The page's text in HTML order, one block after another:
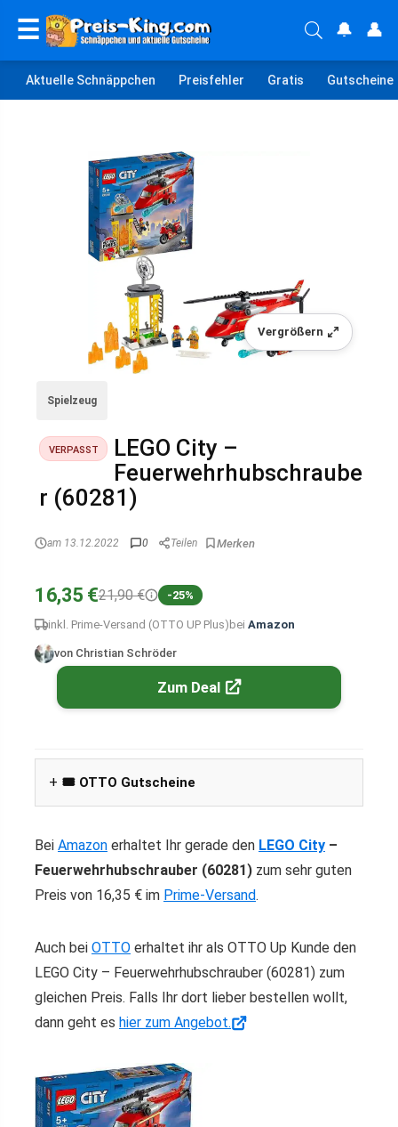
☰ 🔔 👤
Aktuelle Schnäppchen Preisfehler Gratis Gutscheine
Vergrößern
Spielzeug
VERPASST
LEGO City –
Feuerwehrhubschraube
r (60281)
am 13.12.2022 0 Teilen
16,35 €21,90 € -25%
inkl. Prime-Versand (OTTO UP Plus) bei Amazon
von Christian Schröder
Zum Deal
🎟️ OTTO Gutscheine
Bei Amazon erhaltet Ihr gerade den LEGO City –
Feuerwehrhubschrauber (60281) zum sehr guten
Preis von 16,35 € im Prime-Versand.
Auch bei OTTO erhaltet ihr als OTTO Up Kunde den
LEGO City – Feuerwehrhubschrauber (60281) zum
gleichen Preis. Falls Ihr dort lieber bestellen wollt,
dann geht es hier zum Angebot.